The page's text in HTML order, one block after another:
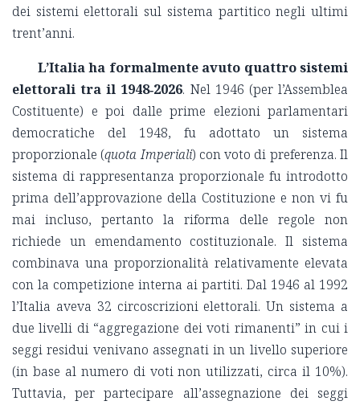
dei sistemi elettorali sul sistema partitico negli ultimi
trent’anni.
L’Italia ha formalmente avuto quattro sistemi
elettorali tra il 1948‑2026. Nel 1946 (per l’Assemblea
Costituente) e poi dalle prime elezioni parlamentari
democratiche del 1948, fu adottato un sistema
proporzionale (quota Imperiali) con voto di preferenza. Il
sistema di rappresentanza proporzionale fu introdotto
prima dell’approvazione della Costituzione e non vi fu
mai incluso, pertanto la riforma delle regole non
richiede un emendamento costituzionale. Il sistema
combinava una proporzionalità relativamente elevata
con la competizione interna ai partiti. Dal 1946 al 1992
l’Italia aveva 32 circoscrizioni elettorali. Un sistema a
due livelli di “aggregazione dei voti rimanenti” in cui i
seggi residui venivano assegnati in un livello superiore
(in base al numero di voti non utilizzati, circa il 10%).
Tuttavia, per partecipare all’assegnazione dei seggi